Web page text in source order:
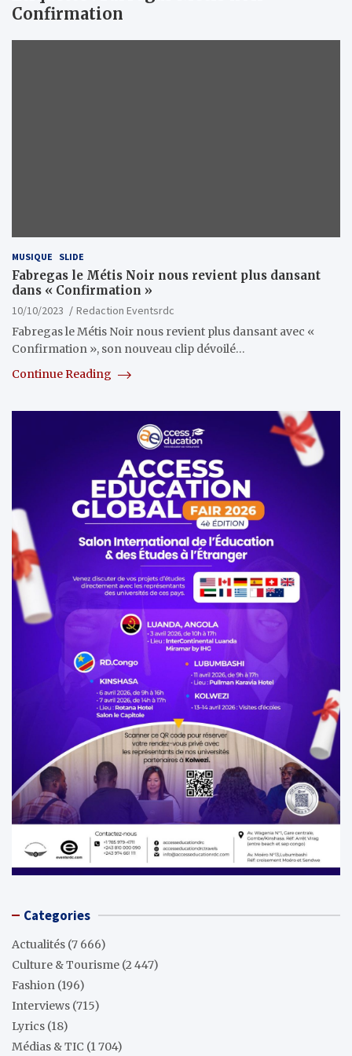
Confirmation
MUSIQUE SLIDE
Fabregas le Métis Noir nous revient plus dansant
dans « Confirmation »
10/10/2023
Redaction Eventsrdc
Fabregas le Métis Noir nous revient plus dansant avec «
Confirmation », son nouveau clip dévoilé…
Continue Reading
Categories
Actualités (7 666)
Culture & Tourisme (2 447)
Fashion (196)
Interviews (715)
Lyrics (18)
Médias & TIC (1 704)